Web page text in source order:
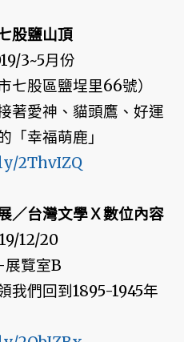
股鹽山頂
3~5月份
七股區鹽埕里66號）
著愛神、貓頭鷹、好運
「幸福萌鹿」
2ThvIZQ
／台灣文學Ｘ數位內容
12/20
覽室B
我們回到1895-1945年